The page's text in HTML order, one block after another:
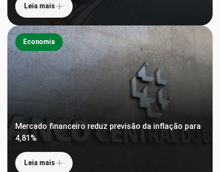
Leia mais
Economia
Mercado financeiro reduz previsão da inflação para
4,81%
Leia mais